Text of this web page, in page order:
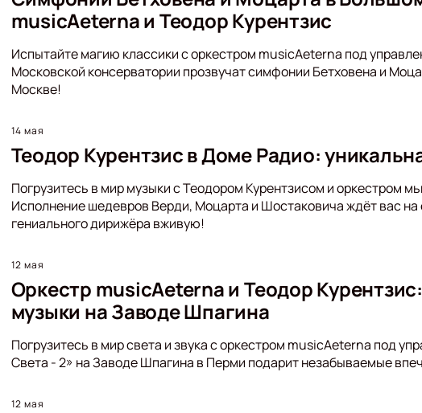
musicAeterna и Теодор Курентзис
Испытайте магию классики с оркестром musicAeterna под
Московской консерватории прозвучат симфонии Бетховена и
Москве!
14 мая
Теодор Курентзис в Доме Радио:
Погрузитесь в мир музыки с Теодором Курентзисом и оркестром
Исполнение шедевров Верди, Моцарта и Шостаковича ждёт вас
гениального дирижёра вживую!
12 мая
Оркестр musicAeterna и Теодор
музыки на Заводе Шпагина
Погрузитесь в мир света и звука с оркестром musicAeterna под
Света - 2» на Заводе Шпагина в Перми подарит незабываемые
12 мая